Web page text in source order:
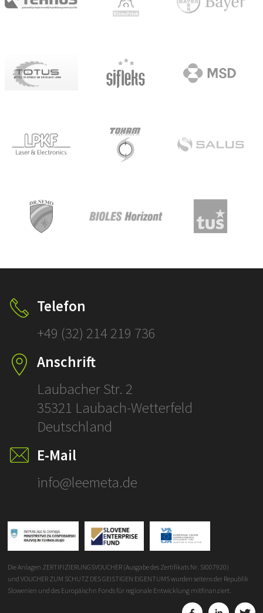
Telefon
+49 (32) 214 219 736
Anschrift
Laubacher Str. 2
35321 Laubach-Wetterfeld
Deutschland
E-Mail
info@leemeta.de
Die Anlagen ZERTIFIZIERUNGSVOUCHER (Ausgabe des Zertifikats Nr. SI007920)
und VOUCHER ZUM SCHUTZ DES GEISTIGEN EIGENTUMS wurden seitens der Republik
Slowenien und des Europäischn Fonds für regionale Entwicklung mitfinanziert.